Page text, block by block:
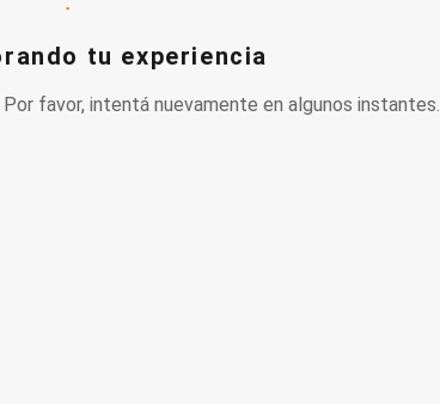
tu experiencia
favor, intentá nuevamente en algunos instantes.